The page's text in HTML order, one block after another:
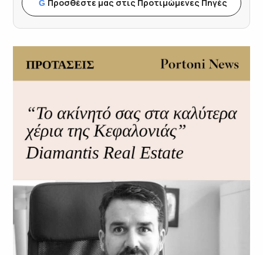
G Προσθέστε μας στις Προτιμώμενες Πηγές